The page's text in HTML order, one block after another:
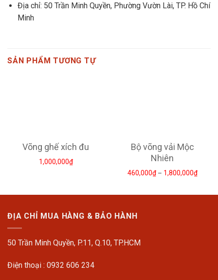
Địa chỉ: 50 Trần Minh Quyền, Phường Vườn Lài, TP. Hồ Chí
Minh
SẢN PHẨM TƯƠNG TỰ
Võng ghế xích đu
1,000,000₫
Bộ võng vải Mộc
Nhiên
460,000₫– 1,800,000₫
ĐỊA CHỈ MUA HÀNG & BẢO HÀNH
50 Trần Minh Quyền, P.11, Q.10, TP.HCM
Điện thoại : 0932 606 234